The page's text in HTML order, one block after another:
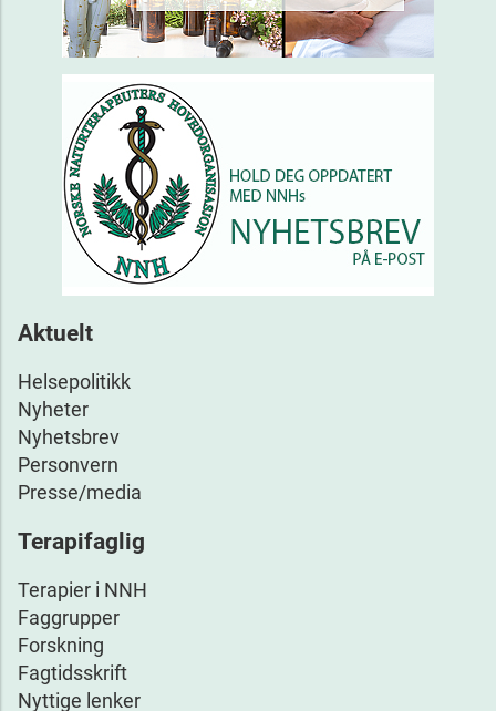
Aktuelt
Helsepolitikk
Nyheter
Nyhetsbrev
Personvern
Presse/media
Terapifaglig
Terapier i NNH
Faggrupper
Forskning
Fagtidsskrift
Nyttige lenker